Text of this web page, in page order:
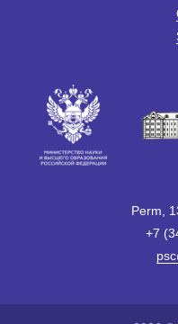
Perm,
+7